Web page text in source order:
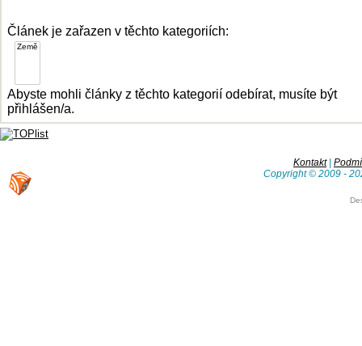
Článek je zařazen v těchto kategoriích:
Abyste mohli články z těchto kategorií odebírat, musíte být
přihlášen/a.
Kontakt|
Copyright © 2009 -